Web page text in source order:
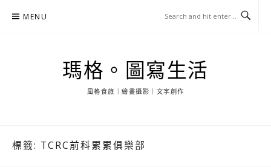
MENU
瑪格。圖寫生活
風格食旅｜繪畫攝影｜文字創作
標籤: TCRC前科累累俱樂部